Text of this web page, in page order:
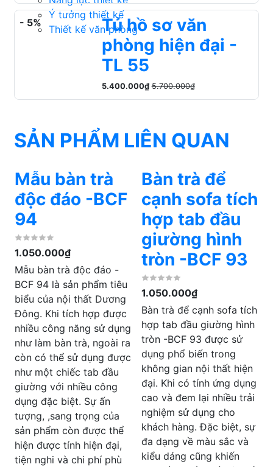
Ý tưởng thiết kế
Thiết kế văn phòng
- 5%
Tủ hồ sơ văn
phòng hiện đại -
TL 55
5.400.000₫ 5.700.000₫
SẢN PHẨM LIÊN QUAN
Bàn trà để
cạnh sofa tích
hợp tab đầu
giường hình
tròn -BCF 93
1.050.000₫
Bàn trà để cạnh sofa tích
hợp tab đầu giường hình
tròn -BCF 93 được sử
dụng phổ biến trong
không gian nội thất hiện
đại. Khi có tính ứng dụng
cao và đem lại nhiều trải
nghiệm sử dụng cho
khách hàng. Đặc biệt, sự
đa dạng về màu sắc và
kiểu dáng cũng khiến
Bàn cafe gỗ -
BCF 92
1.150.000₫
Bàn cafe là sản phẩm
được sử dụng phổ biến
trong nội thất gia đình,
cũng như nội thất của
các quán cafe, quán ăn,
... các không gian hiện
đại. Sự tinh tế, sang
trọng và ứng dụng trọn
vẹn những không gian
nội thất của bàn cafe gỗ
-BCF 92 sẽ mang đến
cho bạn sự lựa chọn phù
hợp và tối ưu nhất cho
không gian nội thất.
Tham khảo và đánh giá